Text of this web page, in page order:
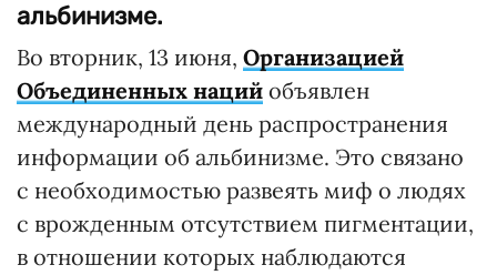
альбинизме.
Во вторник, 13 июня, Организацией
Объединенных наций объявлен
международный день распространения
информации об альбинизме. Это связано
с необходимостью развеять миф о людях
с врожденным отсутствием пигментации,
в отношении которых наблюдаются